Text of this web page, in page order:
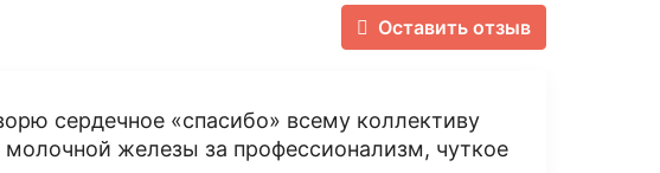
Оставить отзыв
сердечное «спасибо» всему коллективу
железы за профессионализм, чуткое